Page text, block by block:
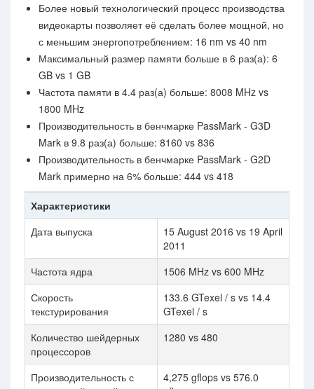
Более новый технологический процесс производства
видеокарты позволяет её сделать более мощной, но
с меньшим энергопотреблением: 16 nm vs 40 nm
Максимальный размер памяти больше в 6 раз(а): 6
GB vs 1 GB
Частота памяти в 4.4 раз(а) больше: 8008 MHz vs
1800 MHz
Производительность в бенчмарке PassMark - G3D
Mark в 9.8 раз(а) больше: 8160 vs 836
Производительность в бенчмарке PassMark - G2D
Mark примерно на 6% больше: 444 vs 418
Характеристики
Дата выпуска
15 August 2016 vs 19 April
2011
Частота ядра
1506 MHz vs 600 MHz
Скорость
текстурирования
133.6 GTexel / s vs 14.4
GTexel / s
Количество шейдерных
процессоров
1280 vs 480
Производительность с
4,275 gflops vs 576.0